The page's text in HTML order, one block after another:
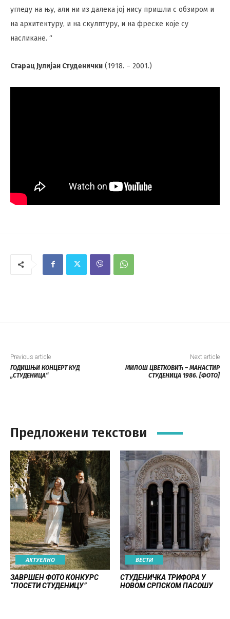
угледу на њу, али ни из далека јој нису пришли с обзиром и
на архитектуру, и на скулптуру, и на фреске које су
насликане. “
Старац Јулијан Студенички (1918. – 2001.)
Previous article
ГОДИШЊИ КОНЦЕРТ КУД
„СТУДЕНИЦА“
Next article
МИЛОШ ЦВЕТКОВИЋ – МАНАСТИР
СТУДЕНИЦА 1986. [ФОТО]
Предложени текстови
АКТУЕЛНО
ЗАВРШЕН ФОТО КОНКУРС
“ПОСЕТИ СТУДЕНИЦУ”
ВЕСТИ
СТУДЕНИЧКА ТРИФОРА У
НОВОМ СРПСКОМ ПАСОШУ